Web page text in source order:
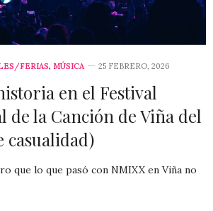
FERIAS, MÚSICA 25 FEBRERO, 2026
en el Festival
la Canción de Viña del
casualidad)
que lo que pasó con NMIXX en Viña no